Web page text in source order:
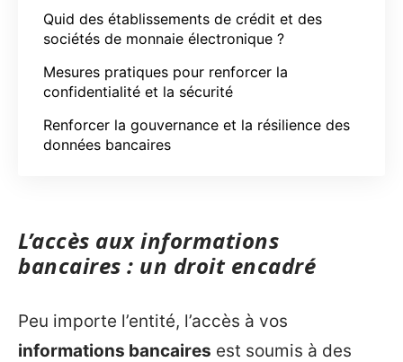
Quid des établissements de crédit et des
sociétés de monnaie électronique ?
Mesures pratiques pour renforcer la
confidentialité et la sécurité
Renforcer la gouvernance et la résilience des
données bancaires
L’accès aux informations
bancaires : un droit encadré
Peu importe l’entité, l’accès à vos
informations bancaires est soumis à des